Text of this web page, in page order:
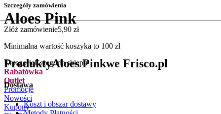
Szczegóły zamówienia
Złóż zamówienie5,90 zł
Minimalna wartość koszyka to 100 zł
KategorieKategorie sklepu
Rabatówka
Outlet
Promocje
Nowości
Kupony
Aloes Pink
.
ProduktyAloes Pinkwe Frisco.pl
Dostawa
Koszt i obszar dostawy